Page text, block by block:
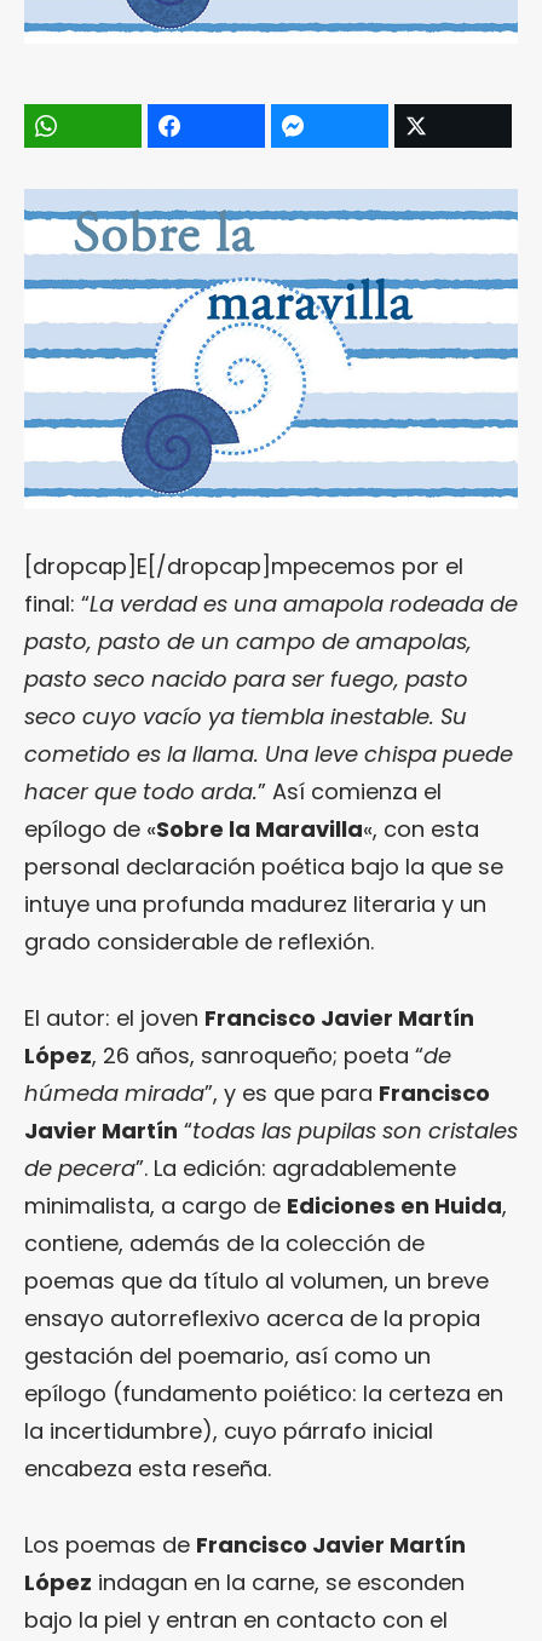
[dropcap]E[/dropcap]mpecemos por el
final: “La verdad es una amapola rodeada de
pasto, pasto de un campo de amapolas,
pasto seco nacido para ser fuego, pasto
seco cuyo vacío ya tiembla inestable. Su
cometido es la llama. Una leve chispa puede
hacer que todo arda.” Así comienza el
epílogo de «Sobre la Maravilla«, con esta
personal declaración poética bajo la que se
intuye una profunda madurez literaria y un
grado considerable de reflexión.
El autor: el joven Francisco Javier Martín
López, 26 años, sanroqueño; poeta “de
húmeda mirada”, y es que para Francisco
Javier Martín “todas las pupilas son cristales
de pecera”. La edición: agradablemente
minimalista, a cargo de Ediciones en Huida,
contiene, además de la colección de
poemas que da título al volumen, un breve
ensayo autorreflexivo acerca de la propia
gestación del poemario, así como un
epílogo (fundamento poiético: la certeza en
la incertidumbre), cuyo párrafo inicial
encabeza esta reseña.
Los poemas de Francisco Javier Martín
López indagan en la carne, se esconden
bajo la piel y entran en contacto con el